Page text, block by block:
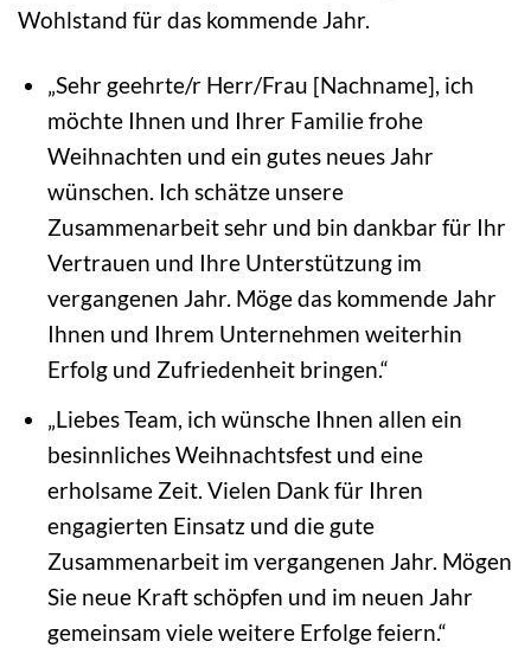
Wohlstand für das kommende Jahr.
„Sehr geehrte/r Herr/Frau [Nachname], ich
möchte Ihnen und Ihrer Familie frohe
Weihnachten und ein gutes neues Jahr
wünschen. Ich schätze unsere
Zusammenarbeit sehr und bin dankbar für Ihr
Vertrauen und Ihre Unterstützung im
vergangenen Jahr. Möge das kommende Jahr
Ihnen und Ihrem Unternehmen weiterhin
Erfolg und Zufriedenheit bringen.“
„Liebes Team, ich wünsche Ihnen allen ein
besinnliches Weihnachtsfest und eine
erholsame Zeit. Vielen Dank für Ihren
engagierten Einsatz und die gute
Zusammenarbeit im vergangenen Jahr. Mögen
Sie neue Kraft schöpfen und im neuen Jahr
gemeinsam viele weitere Erfolge feiern.“